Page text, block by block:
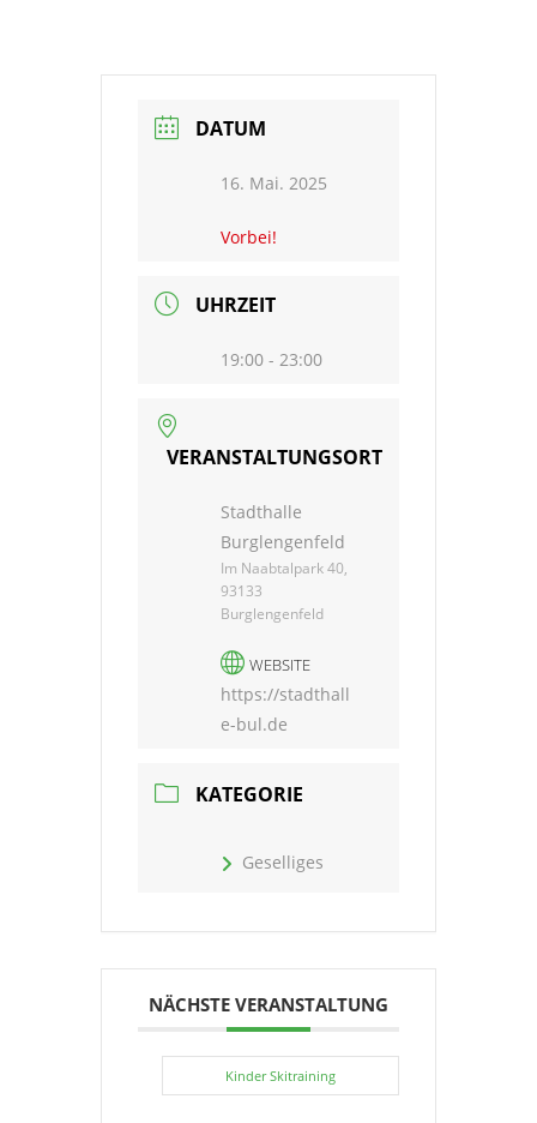
DATUM
16. Mai. 2025
Vorbei!
UHRZEIT
19:00 - 23:00
VERANSTALTUNGSORT
Stadthalle
Burglengenfeld
Im Naabtalpark 40,
93133
Burglengenfeld
WEBSITE
https://stadthall
e-bul.de
KATEGORIE
Geselliges
NÄCHSTE VERANSTALTUNG
Kinder Skitraining